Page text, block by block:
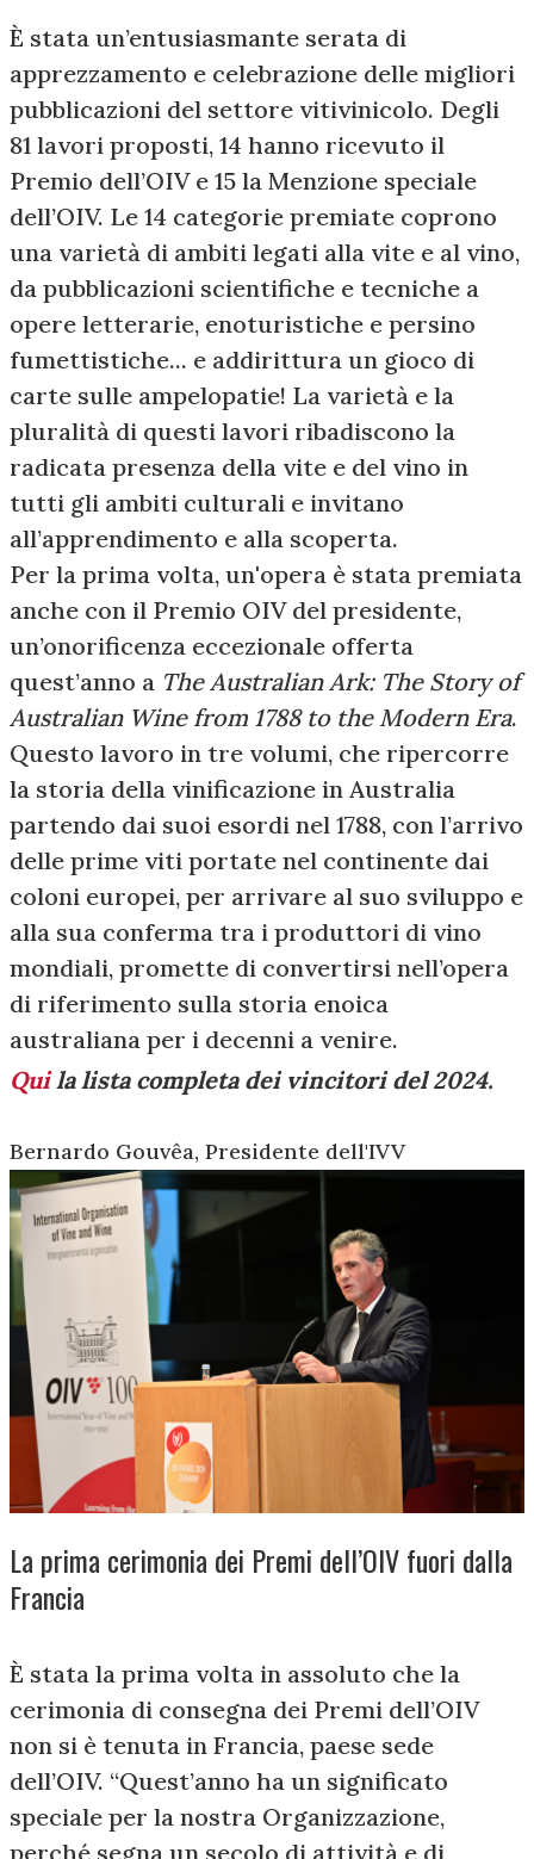
È stata un’entusiasmante serata di
apprezzamento e celebrazione delle migliori
pubblicazioni del settore vitivinicolo. Degli
81 lavori proposti, 14 hanno ricevuto il
Premio dell’OIV e 15 la Menzione speciale
dell’OIV. Le 14 categorie premiate coprono
una varietà di ambiti legati alla vite e al vino,
da pubblicazioni scientifiche e tecniche a
opere letterarie, enoturistiche e persino
fumettistiche... e addirittura un gioco di
carte sulle ampelopatie! La varietà e la
pluralità di questi lavori ribadiscono la
radicata presenza della vite e del vino in
tutti gli ambiti culturali e invitano
all’apprendimento e alla scoperta.
Per la prima volta, un'opera è stata premiata
anche con il Premio OIV del presidente,
un’onorificenza eccezionale offerta
quest’anno a The Australian Ark: The Story of
Australian Wine from 1788 to the Modern Era.
Questo lavoro in tre volumi, che ripercorre
la storia della vinificazione in Australia
partendo dai suoi esordi nel 1788, con l’arrivo
delle prime viti portate nel continente dai
coloni europei, per arrivare al suo sviluppo e
alla sua conferma tra i produttori di vino
mondiali, promette di convertirsi nell’opera
di riferimento sulla storia enoica
australiana per i decenni a venire.
Quila lista completa dei vincitori del 2024.
Bernardo Gouvêa, Presidente dell'IVV
La prima cerimonia dei Premi dell’OIV fuori dalla
Francia
È stata la prima volta in assoluto che la
cerimonia di consegna dei Premi dell’OIV
non si è tenuta in Francia, paese sede
dell’OIV. “Quest’anno ha un significato
speciale per la nostra Organizzazione,
perché segna un secolo di attività e di